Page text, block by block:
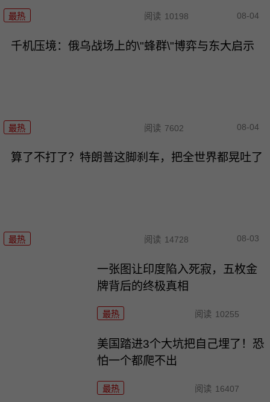
最热 阅读 10198 08-04
千机压境：俄乌战场上的\"蜂群\"博弈与东大启示
最热 阅读 7602 08-04
算了不打了？特朗普这脚刹车，把全世界都晃吐了
最热 阅读 14728 08-03
一张图让印度陷入死寂，五枚金
牌背后的终极真相
最热 阅读 10255
美国踏进3个大坑把自己埋了！恐
怕一个都爬不出
最热 阅读 16407